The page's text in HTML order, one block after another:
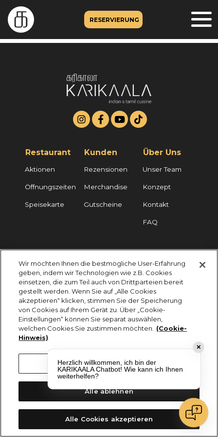
RESERVIERUNG
Restaurant
Aktionen
Öffnungszeiten
Speisekarte
Kunden
Rezensionen
Merchandise
Gutscheine
Über Uns
Unser Team
Konzept
Kontakt
FAQ
KARIKAALA ©2026 - Saily Food Service GmbH
Alle Rechte vorbehalten
Wir möchten Ihnen die bestmögliche User-Erfahrung
geben, indem wir Technologien wie z.B. Cookies
einsetzen, die zum Teil auch von Drittparteien bereit
gestellt werden. Wenn Sie auf „Alle Cookies
akzeptieren“ klicken, stimmen Sie der Speicherung
von Cookies auf Ihrem Gerät zu. Über „Cookie-
Einstellungen“ können Sie separat auswählen,
welchen Cookies Sie zustimmen möchten.
(Cookie-
Hinweis)
Cookie-Einstellungen
Alle ablehnen
Alle Cookies akzeptieren
✕
Herzlich willkommen, ich bin der
KARIKAALA Chatbot! Wie kann ich Ihnen
weiterhelfen?